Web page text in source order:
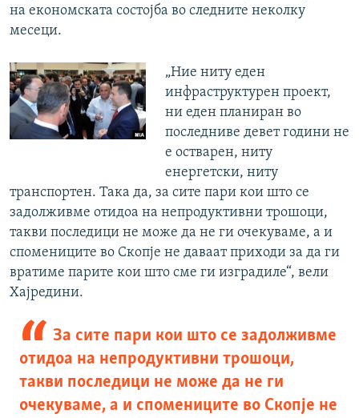
на економската состојба во следните неколку
месеци.
„Ние ниту еден
инфраструктурен проект,
ни еден планиран во
последниве девет години не
е остварен, ниту
енергетски, ниту
транспортен. Така да, за сите пари кои што се
задолживме отидоа на непродуктивни трошоци,
такви последици не може да не ги очекуваме, а и
спомениците во Скопје не даваат приходи за да ги
вратиме парите кои што сме ги изградиле“, вели
Хајредини.
За сите пари кои што се задолживме
отидоа на непродуктивни трошоци,
такви последици не може да не ги
очекуваме, а и спомениците во Скопје не